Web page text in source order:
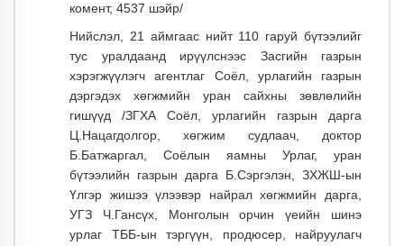
комент, 4537 шэйр/
Нийслэл, 21 аймгаас нийт 110 гаруй бүтээлийг
тус уралдаанд ирүүлснээс Засгийн газрын
хэрэгжүүлэгч агентлаг Соёл, урлагийн газрын
дэргэдэх хөгжмийн уран сайхны зөвлөлийн
гишүүд /ЗГХА Соёл, урлагийн газрын дарга
Ц.Нацагдолгор, хөгжим судлаач, доктор
Б.Батжаргал, Соёлын яамны Урлаг, уран
бүтээлийн газрын дарга Б.Сэргэлэн, ЗХЖШ-ын
Үлгэр жишээ үлээвэр найрал хөгжмийн дарга,
УГЗ Ч.Гансүх, Монголын орчин үеийн шинэ
урлаг ТББ-ын тэргүүн, продюсер, найруулагч